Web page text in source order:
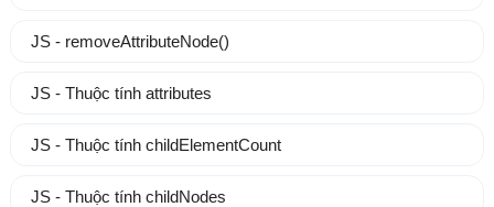
JS - removeAttributeNode()
JS - Thuộc tính attributes
JS - Thuộc tính childElementCount
JS - Thuộc tính childNodes